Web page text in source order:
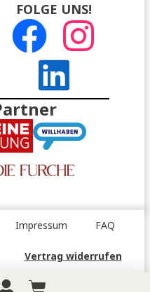
FOLGE UNS!
Impressum FAQ
Vertrag widerrufen